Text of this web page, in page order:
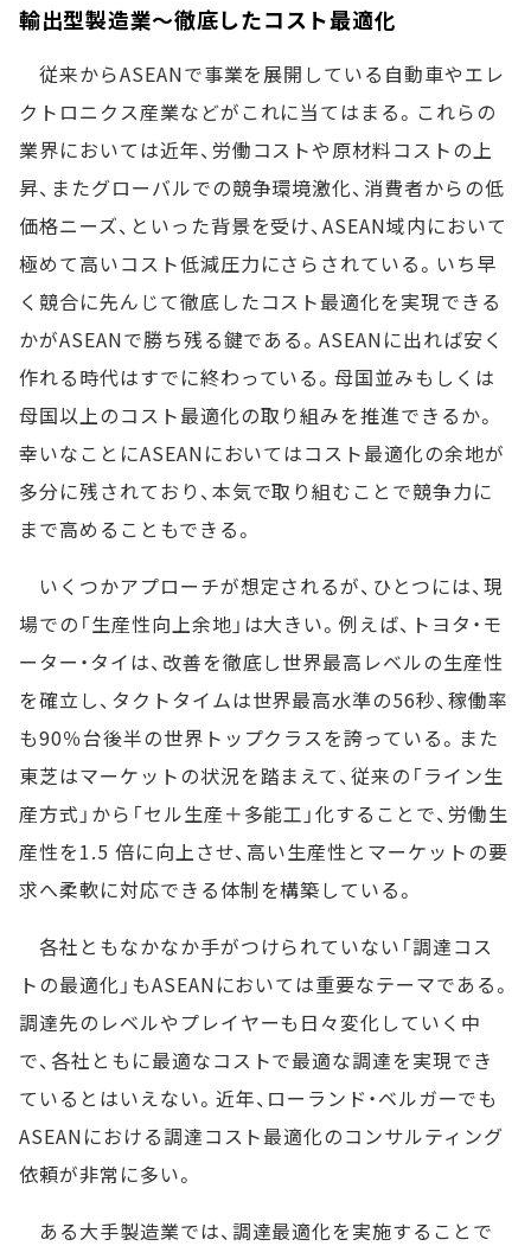
輸出型製造業～徹底したコスト最適化
従来からASEANで事業を展開している自動車やエレ
クトロニクス産業などがこれに当てはまる。これらの
業界においては近年、労働コストや原材料コストの上
昇、またグローバルでの競争環境激化、消費者からの低
価格ニーズ、といった背景を受け、ASEAN域内において
極めて高いコスト低減圧力にさらされている。いち早
く競合に先んじて徹底したコスト最適化を実現できる
かがASEANで勝ち残る鍵である。ASEANに出れば安く
作れる時代はすでに終わっている。母国並みもしくは
母国以上のコスト最適化の取り組みを推進できるか。
幸いなことにASEANにおいてはコスト最適化の余地が
多分に残されており、本気で取り組むことで競争力に
まで高めることもできる。
いくつかアプローチが想定されるが、ひとつには、現
場での「生産性向上余地」は大きい。例えば、トヨタ・モ
ーター・タイは、改善を徹底し世界最高レベルの生産性
を確立し、タクトタイムは世界最高水準の56秒、稼働率
も90％台後半の世界トップクラスを誇っている。また
東芝はマーケットの状況を踏まえて、従来の「ライン生
産方式」から「セル生産＋多能工」化することで、労働生
産性を1.5 倍に向上させ、高い生産性とマーケットの要
求へ柔軟に対応できる体制を構築している。
各社ともなかなか手がつけられていない「調達コス
トの最適化」もASEANにおいては重要なテーマである。
調達先のレベルやプレイヤーも日々変化していく中
で、各社ともに最適なコストで最適な調達を実現でき
ているとはいえない。近年、ローランド・ベルガーでも
ASEANにおける調達コスト最適化のコンサルティング
依頼が非常に多い。
ある大手製造業では、調達最適化を実施することで